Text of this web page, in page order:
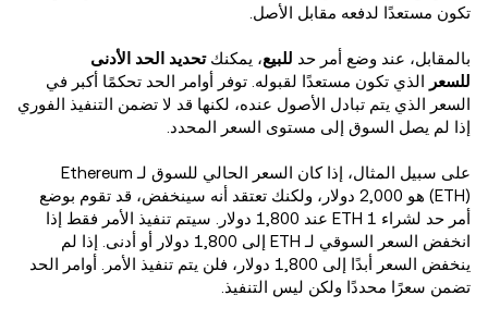
تكون مستعدًا لدفعه مقابل الأصل.
بالمقابل، عند وضع أمر حد للبيع، يمكنكتحديد الحد الأدنى
للسعر الذي تكون مستعدًا لقبوله. توفر أوامر الحد تحكمًا أكبر في
السعر الذي يتم تبادل الأصول عنده، لكنها قد لا تضمن التنفيذ الفوري
إذا لم يصل السوق إلى مستوى السعر المحدد.
على سبيل المثال، إذا كان السعر الحالي للسوق لـ Ethereum
(ETH) هو 2,000 دولار، ولكنك تعتقد أنه سينخفض، قد تقوم بوضع
أمر حد لشراء 1 ETH عند 1,800 دولار. سيتم تنفيذ الأمر فقط إذا
انخفض السعر السوقي لـ ETH إلى 1,800 دولار أو أدنى. إذا لم
ينخفض السعر أبدًا إلى 1,800 دولار، فلن يتم تنفيذ الأمر. أوامر الحد
تضمن سعرًا محددًا ولكن ليس التنفيذ.